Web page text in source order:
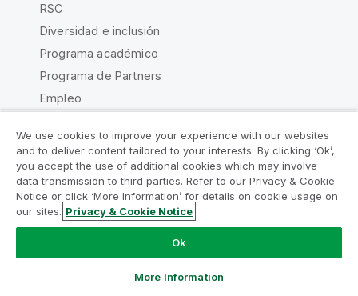
RSC
Diversidad e inclusión
Programa académico
Programa de Partners
Empleo
Global Office/Contact
Qlik Community
We use cookies to improve your experience with our websites
and to deliver content tailored to your interests. By clicking ‘Ok’,
you accept the use of additional cookies which may involve
data transmission to third parties. Refer to our Privacy & Cookie
Notice or click ‘More Information’ for details on cookie usage on
our sites. Privacy & Cookie Notice
Ok
More Information